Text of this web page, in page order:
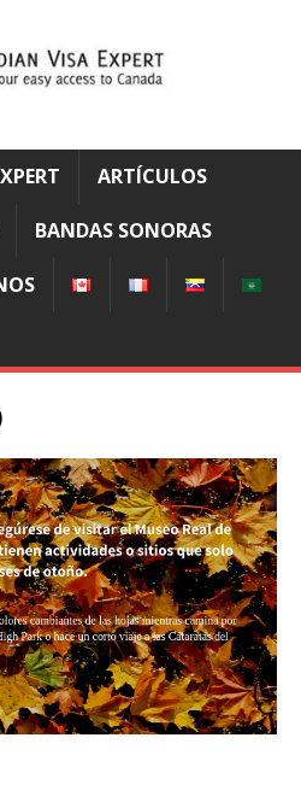
ARTÍCULOS
BANDAS SONORAS